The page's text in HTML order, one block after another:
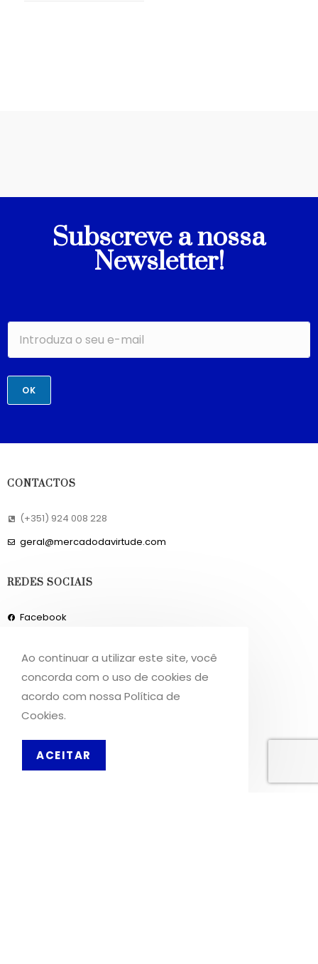
Subscreve a nossa
Newsletter!
OK
CONTACTOS
(+351) 924 008 228
geral@mercadodavirtude.com
REDES SOCIAIS
Facebook
INFORMAÇÕES
Sobre Nós
Livro de Reclamações
PT
Ao continuar a utilizar este site, você
concorda com o uso de cookies de
acordo com nossa Política de
Cookies.
ACEITAR